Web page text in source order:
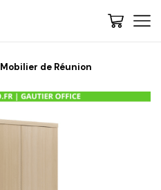
Mobilier de Réunion